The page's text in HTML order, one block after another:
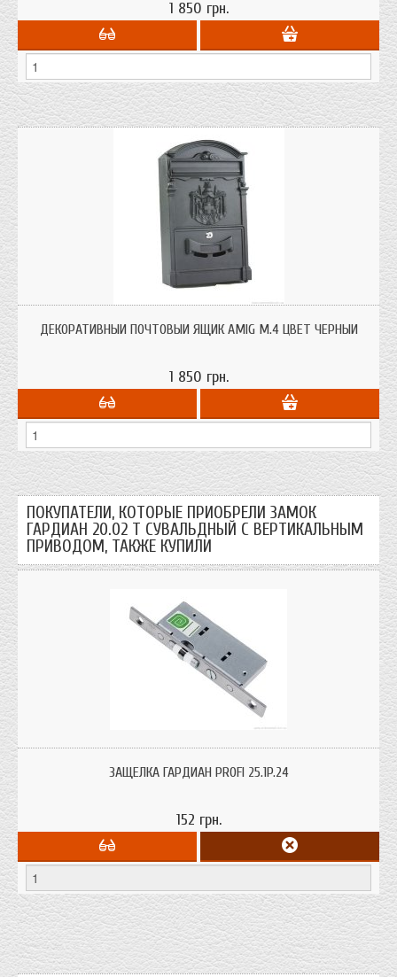
1 850 грн.
ДЕКОРАТИВНЫЙ ПОЧТОВЫЙ ЯЩИК AMIG M.4 ЦВЕТ ЧЕРНЫЙ
1 850 грн.
ПОКУПАТЕЛИ, КОТОРЫЕ ПРИОБРЕЛИ ЗАМОК
ГАРДИАН 20.02 Т СУВАЛЬДНЫЙ С ВЕРТИКАЛЬНЫМ
ПРИВОДОМ, ТАКЖЕ КУПИЛИ
ЗАЩЕЛКА ГАРДИАН PROFI 25.1P.24
152 грн.